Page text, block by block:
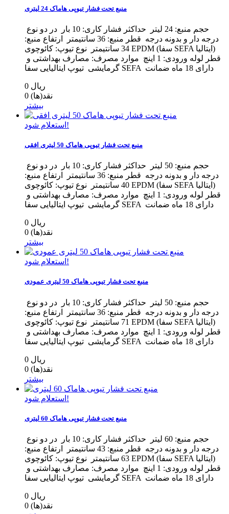
منبع تحت فشار تیوپی هاماک 24 لیتری
درجه دار و بدونه درجه قطر منبع: 36 سانتیمتر ارتفاع منبع:
34 سانتیمتر نوع تیوپ: کائوچوی EPDM (سفا SEFA ایتالیا)
گرمایشی تیوپ ایتالیایی سفا SEFA دارای 18 ماه ضمانت
0 ریال
0 نقد(ها)
بیشتر
استعلام شود!
منبع تحت فشار تیوپی هاماک 50 لیتری افقی
درجه دار و بدونه درجه قطر منبع: 36 سانتیمتر ارتفاع منبع:
40 سانتیمتر نوع تیوپ: کائوچوی EPDM (سفا SEFA ایتالیا)
گرمایشی تیوپ ایتالیایی سفا SEFA دارای 18 ماه ضمانت
0 ریال
0 نقد(ها)
بیشتر
استعلام شود!
منبع تحت فشار تیوپی هاماک 50 لیتری عمودی
درجه دار و بدونه درجه قطر منبع: 36 سانتیمتر ارتفاع منبع:
71 سانتیمتر نوع تیوپ: کائوچوی EPDM (سفا SEFA ایتالیا)
گرمایشی تیوپ ایتالیایی سفا SEFA دارای 18 ماه ضمانت
0 ریال
0 نقد(ها)
بیشتر
استعلام شود!
منبع تحت فشار تیوپی هاماک 60 لیتری
درجه دار و بدونه درجه قطر منبع: 43 سانتیمتر ارتفاع منبع:
63 سانتیمتر نوع تیوپ: کائوچوی EPDM (سفا SEFA ایتالیا)
گرمایشی تیوپ ایتالیایی سفا SEFA دارای 18 ماه ضمانت
0 ریال
0 نقد(ها)